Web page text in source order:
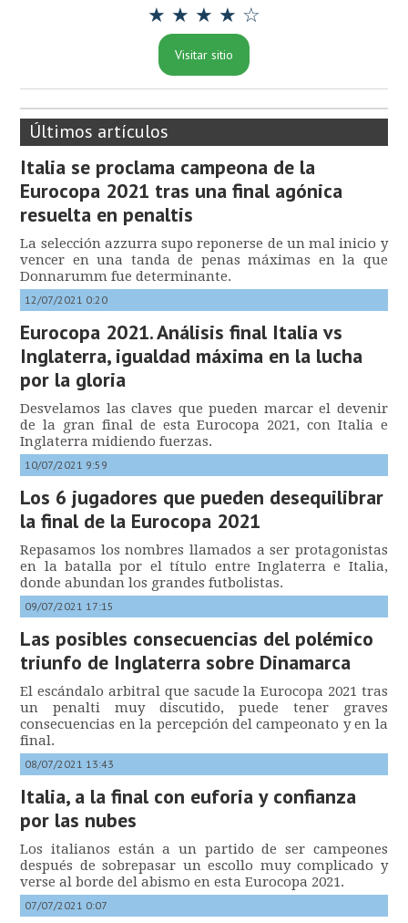
★ ★ ★ ★ ☆
Visitar sitio
Últimos artículos
Italia se proclama campeona de la
Eurocopa 2021 tras una final agónica
resuelta en penaltis
La selección azzurra supo reponerse de un mal inicio y
vencer en una tanda de penas máximas en la que
Donnarumm fue determinante.
12/07/2021 0:20
Eurocopa 2021. Análisis final Italia vs
Inglaterra, igualdad máxima en la lucha
por la gloria
Desvelamos las claves que pueden marcar el devenir
de la gran final de esta Eurocopa 2021, con Italia e
Inglaterra midiendo fuerzas.
10/07/2021 9:59
Los 6 jugadores que pueden desequilibrar
la final de la Eurocopa 2021
Repasamos los nombres llamados a ser protagonistas
en la batalla por el título entre Inglaterra e Italia,
donde abundan los grandes futbolistas.
09/07/2021 17:15
Las posibles consecuencias del polémico
triunfo de Inglaterra sobre Dinamarca
El escándalo arbitral que sacude la Eurocopa 2021 tras
un penalti muy discutido, puede tener graves
consecuencias en la percepción del campeonato y en la
final.
08/07/2021 13:43
Italia, a la final con euforia y confianza
por las nubes
Los italianos están a un partido de ser campeones
después de sobrepasar un escollo muy complicado y
verse al borde del abismo en esta Eurocopa 2021.
07/07/2021 0:07